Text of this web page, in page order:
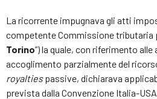
La ricorrente impugnava gli atti
competente Commissione tributaria
Torino”) la quale, con riferimento
accoglimento parzialmente del
royaltiespassive, dichiarava
prevista dalla Convenzione Italia-